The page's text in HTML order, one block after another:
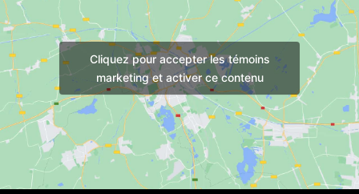
Cliquez pour accepter les témoins
marketing et activer ce contenu